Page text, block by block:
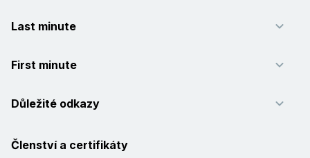
Last minute
First minute
Důležité odkazy
Členství a certifikáty